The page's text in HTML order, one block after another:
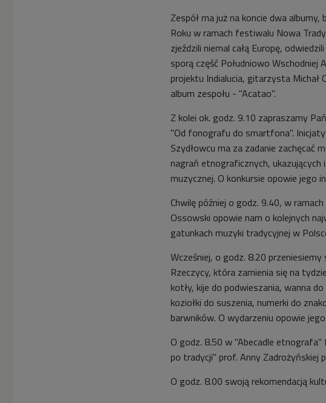
Zespół ma już na koncie dwa
Roku w ramach festiwalu Nowa
zjeździli niemal całą Europę,
sporą część Południowo Wschodniej
projektu Indialucia, gitarzysta Michał
album zespołu - "Acatao".
Z kolei ok. godz. 9.10 zapraszamy
"Od fonografu do smartfona".
Szydłowcu ma za zadanie zachęcać
nagrań etnograficznych,
muzycznej. O konkursie opowie jego
Chwilę później o godz. 9.40, w
Ossowski opowie nam o kolejnych
gatunkach muzyki tradycyjnej w
Wcześniej, o godz. 8.20
Rzeczycy, która zamienia się na
kotły, kije do podwieszania, wanna
koziołki do suszenia, numerki do
barwników. O wydarzeniu opowie
O godz. 8.50 w "Abecadle
po tradycji" prof. Anny Zadrożyńskiej
O godz. 8.00 swoją rekomendacją